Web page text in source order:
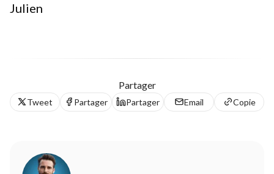
Julien
Partager
Tweet Partager Partager Email Copie